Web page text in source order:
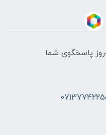
شبانه‌روز پاسخگوی شما